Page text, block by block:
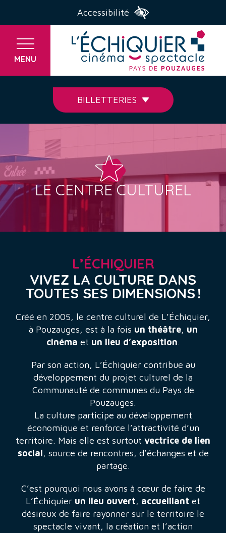
Accessibilité
MENU
BILLETTERIES
LE CENTRE CULTUREL
L’ÉCHIQUIER
VIVEZ LA CULTURE DANS
TOUTES SES DIMENSIONS !
Créé en 2005, le centre culturel de L’Échiquier,
à Pouzauges, est à la fois un théâtre, un
cinéma et un lieu d’exposition.
Par son action, L’Échiquier contribue au
développement du projet culturel de la
Communauté de communes du Pays de
Pouzauges.
La culture participe au développement
économique et renforce l’attractivité d’un
territoire. Mais elle est surtout vectrice de lien
social, source de rencontres, d’échanges et de
partage.
C’est pourquoi nous avons à cœur de faire de
L’Échiquier un lieu ouvert, accueillant et
désireux de faire rayonner sur le territoire le
spectacle vivant, la création et l’action